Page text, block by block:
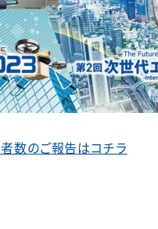
数のご報告はコチラ